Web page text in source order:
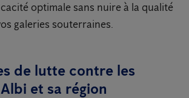
optimale sans nuire à la qualité
galeries souterraines.
de lutte contre les
et sa région